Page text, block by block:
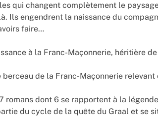
qui changent complètement le
Ils engendrent la naissance du
faire…
à la Franc-Maçonnerie, héritière
de la Franc-Maçonnerie relevant
romans dont 6 se rapportent à la
du cycle de la quête du Graal et se